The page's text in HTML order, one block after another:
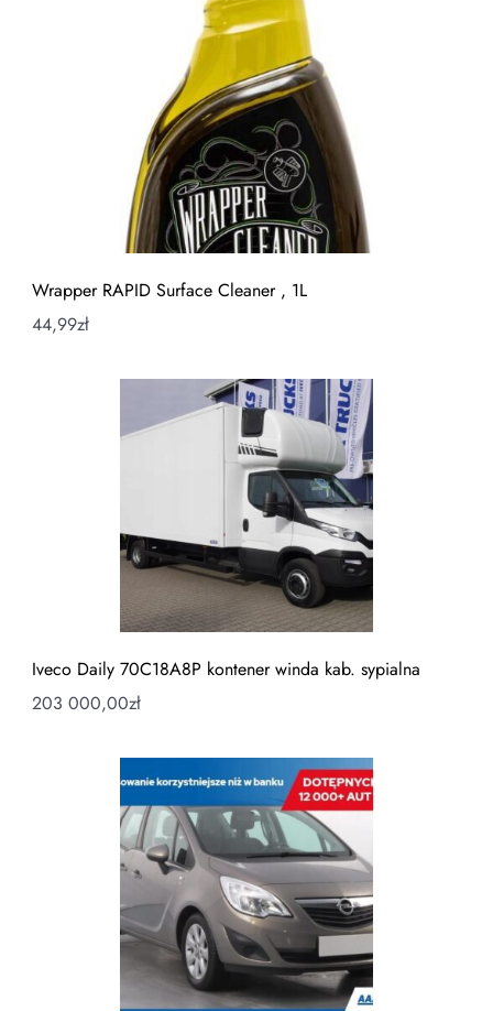
Wrapper RAPID Surface Cleaner , 1L
44,99zł
Iveco Daily 70C18A8P kontener winda kab. sypialna
203 000,00zł